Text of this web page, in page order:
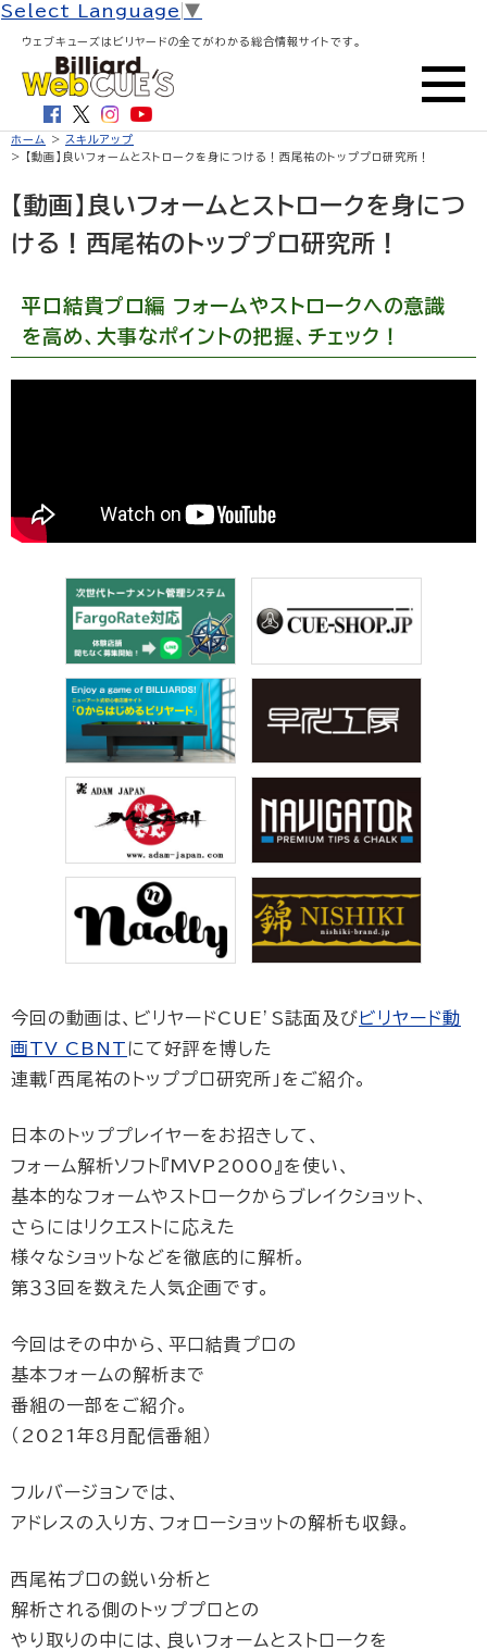
Select Language ▼
ウェブキューズはビリヤードの全てがわかる総合情報サイトです。
ホーム > スキルアップ
> 【動画】良いフォームとストロークを身につける！西尾祐のトッププロ研究所！
【動画】良いフォームとストロークを身につ
ける！西尾祐のトッププロ研究所！
平口結貴プロ編 フォームやストロークへの意識
を高め、大事なポイントの把握、チェック！
今回の動画は、ビリヤードCUE’S誌面及び ビリヤード動
画TV CBNTにて好評を博した
連載「西尾祐のトッププロ研究所」をご紹介。
日本のトッププレイヤーをお招きして、
フォーム解析ソフト『MVP2000』を使い、
基本的なフォームやストロークからブレイクショット、
さらにはリクエストに応えた
様々なショットなどを徹底的に解析。
第３３回を数えた人気企画です。
今回はその中から、平口結貴プロの
基本フォームの解析まで
番組の一部をご紹介。
（2021年8月配信番組）
フルバージョンでは、
アドレスの入り方、フォローショットの解析も収録。
西尾祐プロの鋭い分析と
解析される側のトッププロとの
やり取りの中には、良いフォームとストロークを